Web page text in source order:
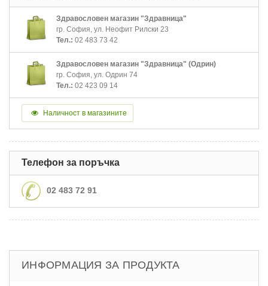
Здравословен магазин "Здравница"
гр. София, ул. Неофит Рилски 23
Тел.: 02 483 73 42
Здравословен магазин "Здравница" (Одрин)
гр. София, ул. Одрин 74
Тел.: 02 423 09 14
Наличност в магазините
Телефон за поръчка
02 483 72 91
ИНФОРМАЦИЯ ЗА ПРОДУКТА